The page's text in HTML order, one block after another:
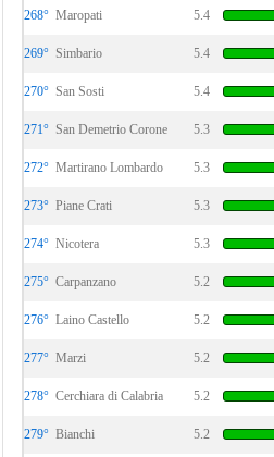
268° Maropati 5.4
269° Simbario 5.4
270° San Sosti 5.4
271° San Demetrio Corone 5.3
272° Martirano Lombardo 5.3
273° Piane Crati 5.3
274° Nicotera 5.3
275° Carpanzano 5.2
276° Laino Castello 5.2
277° Marzi 5.2
278° Cerchiara di Calabria 5.2
279° Bianchi 5.2